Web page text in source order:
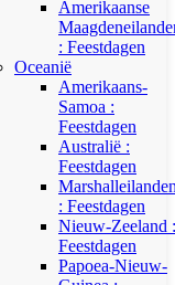
Amerikaanse
: Feestdagen
Oceanië
Amerikaans-
Samoa :
Feestdagen
Australië :
Feestdagen
: Feestdagen
Nieuw-Zeeland :
Feestdagen
Papoea-Nieuw-